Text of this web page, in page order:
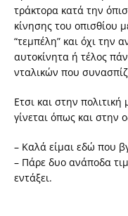
τράκτορα κατά την
κίνησης του οπισθίου
“τεμπέλη” και όχι την
αυτοκίνητα ή τέλος
νταλικών που
Ετσι και στην
γίνεται όπως και στην
– Καλά είμαι εδώ που
– Πάρε δυο ανάποδα
εντάξει.